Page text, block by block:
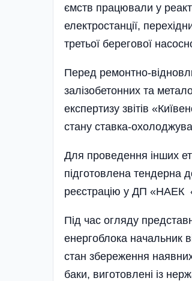
ємств працювали у
електростанції,
тре­тьої берегової
Перед ремонтно-
залізобетонних та
експертизу звітів
стану ставка-
Для проведення інших
підготовлена тендерна
реєстрацію у ДП «НАЕК
Під час огляду
енерго­блока начальник
стан збе­­реження
баки, виготовлені із